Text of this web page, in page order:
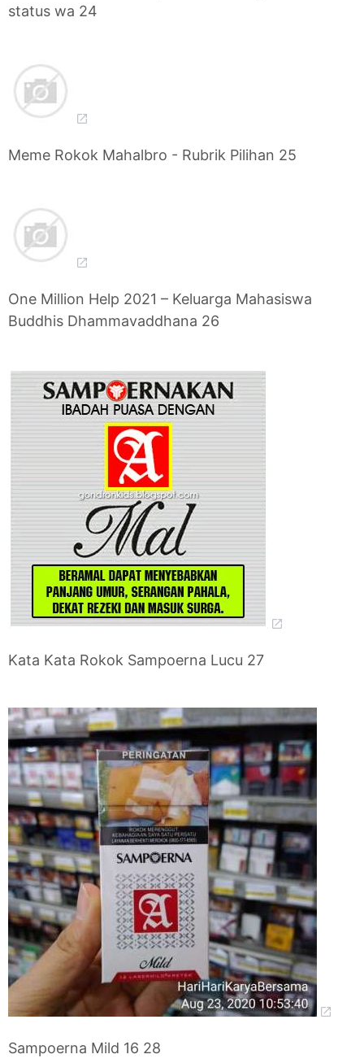
status wa 24
Meme Rokok Mahalbro - Rubrik Pilihan 25
One Million Help 2021 – Keluarga Mahasiswa
Buddhis Dhammavaddhana 26
Kata Kata Rokok Sampoerna Lucu 27
Sampoerna Mild 16 28